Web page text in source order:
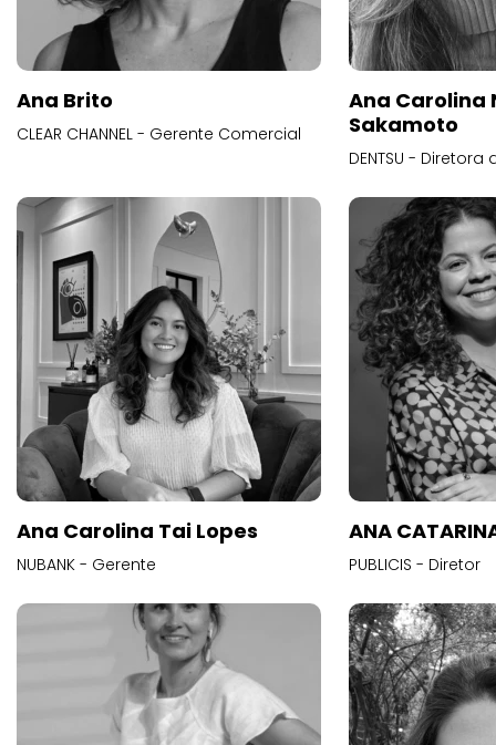
Ana Brito
CLEAR CHANNEL - Gerente Comercial
Ana Carolina
Sakamoto
DENTSU -
Ana Carolina Tai Lopes
NUBANK - Gerente
ANA
PUBLICIS - Diretor